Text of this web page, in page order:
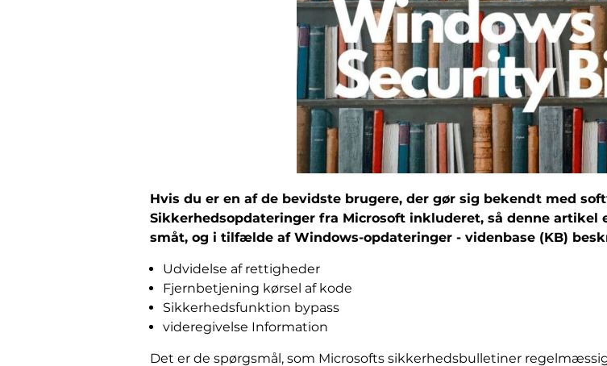
Hvis du er en af de bevidste brugere, der gør sig bekendt med
Sikkerhedsopdateringer fra Microsoft inkluderet, så denne
småt, og i tilfælde af Windows-opdateringer - videnbase (KB)
Udvidelse af rettigheder
Fjernbetjening kørsel af kode
Sikkerhedsfunktion bypass
videregivelse Information
Det er de spørgsmål, som Microsofts sikkerhedsbulletiner